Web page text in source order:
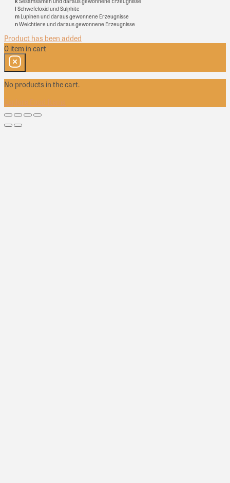
l Schwefeloxid und Sulphite
m Lupinen und daraus gewonnene Erzeugnisse
nWeichtiere und daraus gewonnene Erzeugnisse
Product has been added
0 item in cart
No products in the cart.
Explore Food Items